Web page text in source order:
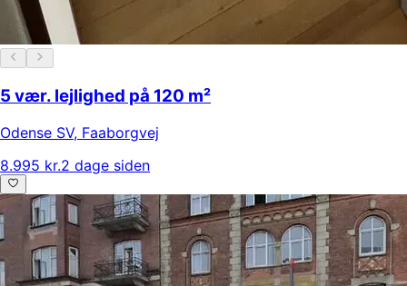
5 vær. lejlighed på 120 m²
Odense SV, Faaborgvej
8.995 kr.2 dage siden